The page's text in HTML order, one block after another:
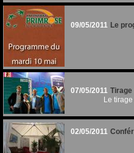
09/05/2011 Le
07/05/2011 Tirage
Le
02/05/2011